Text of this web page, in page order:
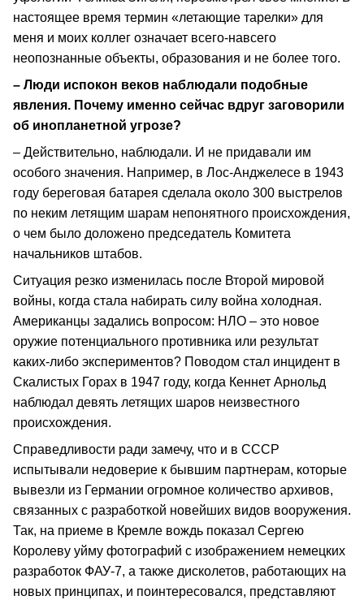
настоящее время термин «летающие тарелки» для
меня и моих коллег означает всего-навсего
неопознанные объекты, образования и не более того.
– Люди испокон веков наблюдали подобные
явления. Почему именно сейчас вдруг заговорили
об инопланетной угрозе?
– Действительно, наблюдали. И не придавали им
особого значения. Например, в Лос-Анджелесе в 1943
году береговая батарея сделала около 300 выстрелов
по неким летящим шарам непонятного происхождения,
о чем было доложено председатель Комитета
начальников штабов.
Ситуация резко изменилась после Второй мировой
войны, когда стала набирать силу война холодная.
Американцы задались вопросом: НЛО – это новое
оружие потенциального противника или результат
каких-либо экспериментов? Поводом стал инцидент в
Скалистых Горах в 1947 году, когда Кеннет Арнольд
наблюдал девять летящих шаров неизвестного
происхождения.
Справедливости ради замечу, что и в СССР
испытывали недоверие к бывшим партнерам, которые
вывезли из Германии огромное количество архивов,
связанных с разработкой новейших видов вооружения.
Так, на приеме в Кремле вождь показал Сергею
Королеву уйму фотографий с изображением немецких
разработок ФАУ-7, а также дисколетов, работающих на
новых принципах, и поинтересовался, представляют